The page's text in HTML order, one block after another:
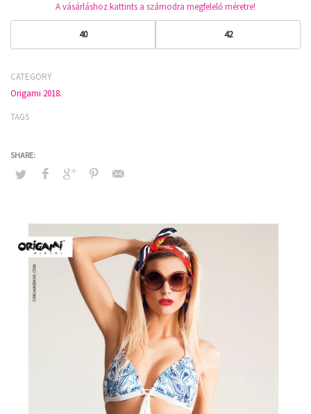
A vásárláshoz kattints a számodra megfelelő méretre!
40 42
CATEGORY
Origami 2018.
TAGS